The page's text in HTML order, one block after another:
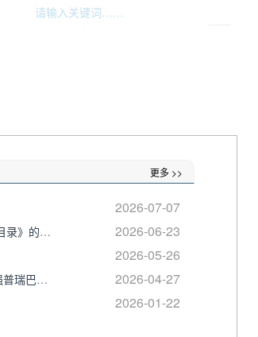
更多 >>
2026-07-07
关于将二氟乙咪酯等16种物质列入《非药用类麻醉药品和精神药品目录》的公告 2026-06-23
2026-05-26
国家药品监督管理局 公安部 国家禁毒委员会办公室 关于进一步加强普瑞巴林等药品管理的通告 2026-04-27
2026-01-22